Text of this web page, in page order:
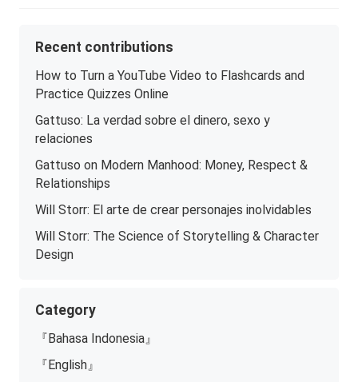
Recent contributions
How to Turn a YouTube Video to Flashcards and
Practice Quizzes Online
Gattuso: La verdad sobre el dinero, sexo y
relaciones
Gattuso on Modern Manhood: Money, Respect &
Relationships
Will Storr: El arte de crear personajes inolvidables
Will Storr: The Science of Storytelling & Character
Design
Category
『Bahasa Indonesia』
『English』